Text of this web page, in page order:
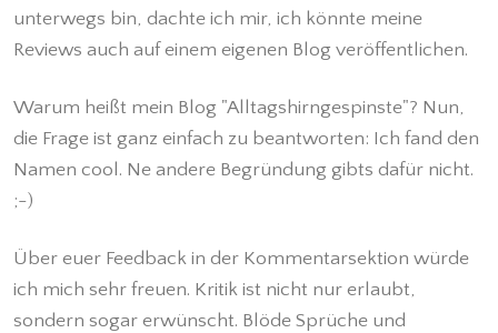
unterwegs bin, dachte ich mir, ich könnte meine
Reviews auch auf einem eigenen Blog veröffentlichen.
Warum heißt mein Blog "Alltagshirngespinste"? Nun,
die Frage ist ganz einfach zu beantworten: Ich fand den
Namen cool. Ne andere Begründung gibts dafür nicht.
;-)
Über euer Feedback in der Kommentarsektion würde
ich mich sehr freuen. Kritik ist nicht nur erlaubt,
sondern sogar erwünscht. Blöde Sprüche und